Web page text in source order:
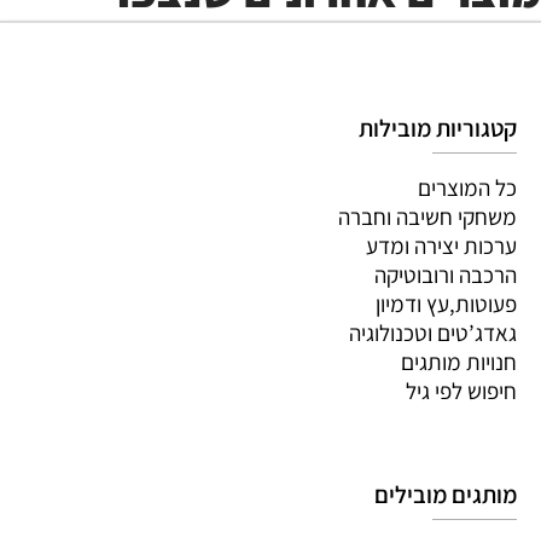
קטגוריות מובילות
כל המוצרים
משחקי חשיבה וחברה
ערכות יצירה ומדע
הרכבה ורובוטיקה
פעוטות,עץ ודמיון
גאדג’טים וטכנולוגיה
חנויות מותגים
חיפוש לפי גיל
מותגים מובילים